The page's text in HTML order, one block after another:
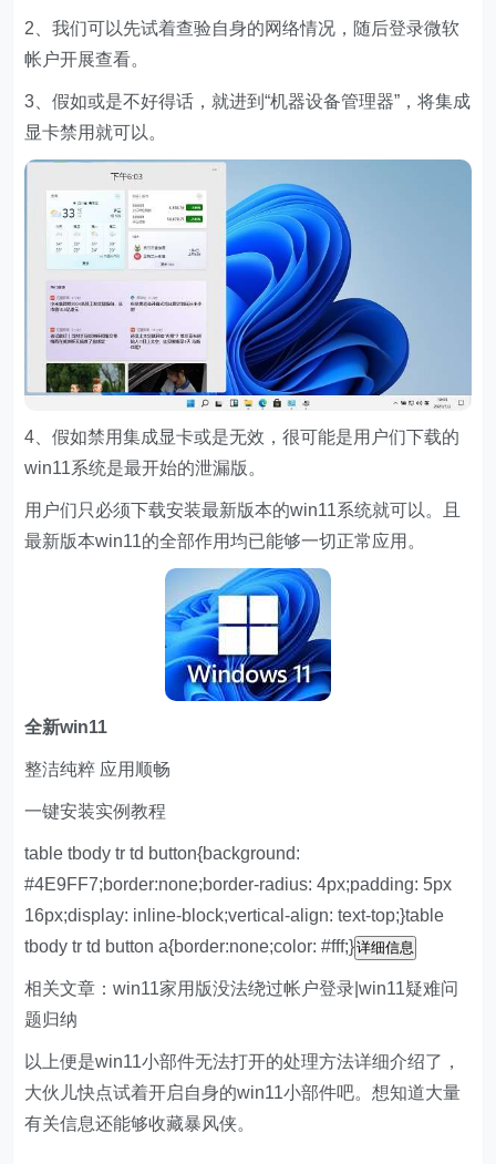
2、我们可以先试着查验自身的网络情况，随后登录微软
帐户开展查看。
3、假如或是不好得话，就进到“机器设备管理器”，将集成
显卡禁用就可以。
4、假如禁用集成显卡或是无效，很可能是用户们下载的
win11系统是最开始的泄漏版。
用户们只必须下载安装最新版本的win11系统就可以。且
最新版本win11的全部作用均已能够一切正常应用。
全新win11
整洁纯粹 应用顺畅
一键安装实例教程
table tbody tr td button{background:
#4E9FF7;border:none;border-radius: 4px;padding: 5px
16px;display: inline-block;vertical-align: text-top;}table
tbody tr td button a{border:none;color: #fff;}详细信息
相关文章：win11家用版没法绕过帐户登录|win11疑难问
题归纳
以上便是win11小部件无法打开的处理方法详细介绍了，
大伙儿快点试着开启自身的win11小部件吧。想知道大量
有关信息还能够收藏暴风侠。